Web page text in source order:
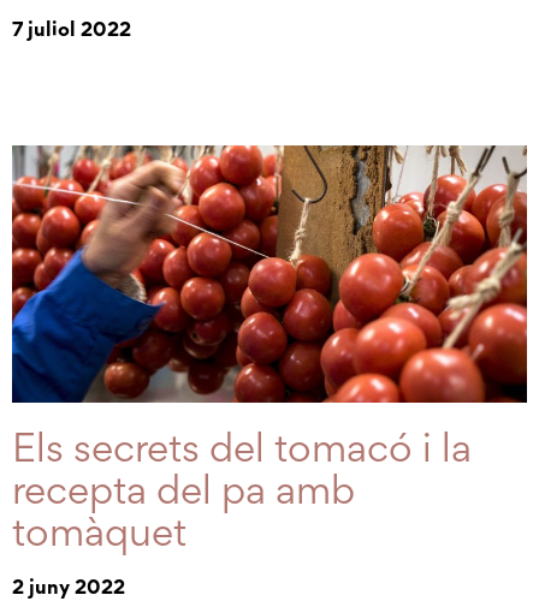
7 juliol 2022
Els secrets del tomacó i la
recepta del pa amb
tomàquet
2 juny 2022